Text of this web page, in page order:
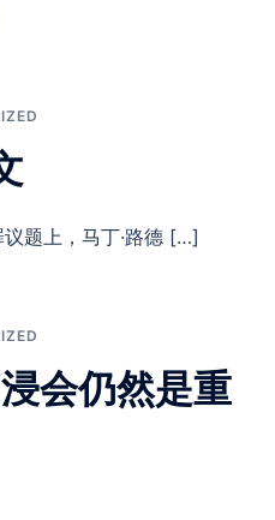
题上，马丁·路德 […]
会仍然是重